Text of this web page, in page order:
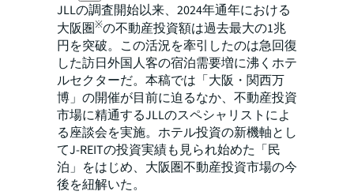
JLLの調査開始以来、2024年通年における
大阪圏※の不動産投資額は過去最大の1兆
円を突破。この活況を牽引したのは急回復
した訪日外国人客の宿泊需要増に沸くホテ
ルセクターだ。本稿では「大阪・関西万
博」の開催が目前に迫るなか、不動産投資
市場に精通するJLLのスペシャリストによ
る座談会を実施。ホテル投資の新機軸とし
てJ-REITの投資実績も見られ始めた「民
泊」をはじめ、大阪圏不動産投資市場の今
後を紐解いた。